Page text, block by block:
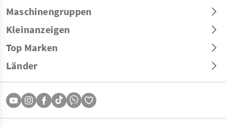
Maschinengruppen
Kleinanzeigen
Top Marken
Länder